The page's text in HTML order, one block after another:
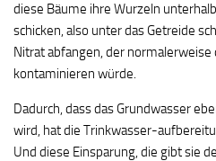
diese Bäume ihre Wurzeln
schicken, also unter das Getreide
Nitrat abfangen, der normalerweise
kontaminieren würde.
Dadurch, dass das Grundwasser
wird, hat die Trinkwasser-
Und diese Einsparung, die gibt sie